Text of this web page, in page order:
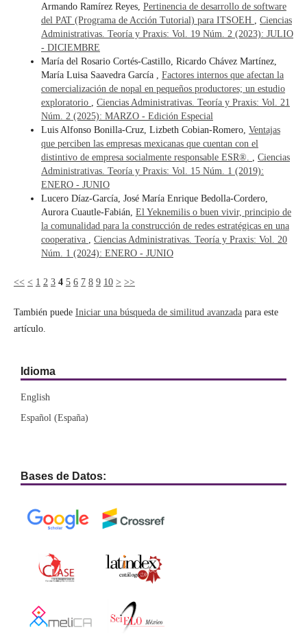
Armando Ramírez Reyes, Pertinencia de desarrollo de software
del PAT (Programa de Acción Tutorial) para ITSOEH
Ciencias
Administrativas. Teoría y Praxis: Vol. 19 Núm. 2 (2023): JULIO
- DICIEMBRE
María del Rosario Cortés-Castillo, Ricardo Chávez Martínez,
María Luisa Saavedra García , Factores internos que afectan la
comercialización de nopal en pequeños productores; un estudio
exploratorio
Ciencias Administrativas. Teoría y Praxis: Vol. 21
Núm. 2 (2025): MARZO - Edición Especial
Luis Alfonso Bonilla-Cruz, Lizbeth Cobian-Romero, Ventajas
que perciben las empresas mexicanas que cuentan con el
distintivo de empresa socialmente responsable ESR®.
Ciencias
Administrativas. Teoría y Praxis: Vol. 15 Núm. 1 (2019):
ENERO - JUNIO
Lucero Díaz-García, José María Enrique Bedolla-Cordero,
Aurora Cuautle-Fabián, El Yeknemilis o buen vivir, principio de
la comunalidad para la construcción de redes estratégicas en una
cooperativa
Ciencias Administrativas. Teoría y Praxis: Vol. 20
Núm. 1 (2024): ENERO - JUNIO
<< < 1 2 3 4 5 6 7 8 9 10 > >>
También puede Iniciar una búsqueda de similitud avanzadapara este
artículo.
Idioma
English
Español (España)
Bases de Datos: